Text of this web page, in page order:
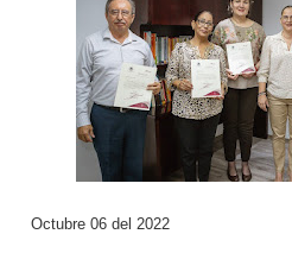
Octubre 06 del 2022